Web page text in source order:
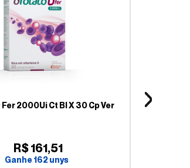
2000Ui Ct Bl X 30 Cp Ver
R$161,51
Ganhe162unys